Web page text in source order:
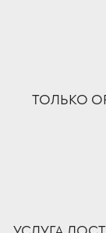
ТОЛЬКО